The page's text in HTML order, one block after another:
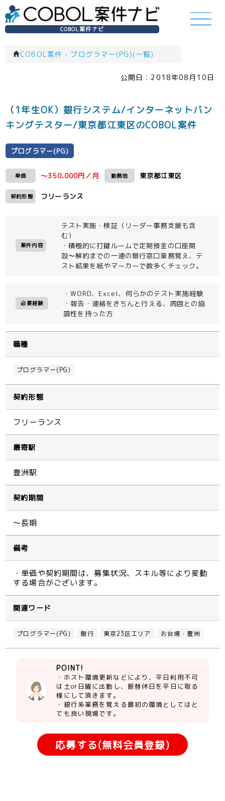
COBOL案件ナビ
COBOL案件 › プログラマー(PG)(一覧)
公開日： 2018年08月10日
（1年生OK）銀行システム/インターネットバン
キングテスター/東京都江東区のCOBOL案件
プログラマー(PG)
単価 ～350,000円／月 勤務地 東京都江東区
契約形態 フリーランス
案件内容
テスト実施・検証（リーダー事務支援も含
む）
・積極的に打鍵ルームで定期預金の口座開
設〜解約までの一連の銀行窓口業務覚え、テ
スト結果を紙やマーカーで数多くチェック。
必要経験
・WORD、Excel、何らかのテスト実施経験
・報告・連絡をきちんと行える、周囲との協
調性を持った方
職種
プログラマー(PG)
契約形態
フリーランス
最寄駅
豊洲駅
契約期間
～長期
備考
・単価や契約期間は、募集状況、スキル等により変動
する場合がございます。
関連ワード
プログラマー(PG) 銀行 東京23区エリア お台場・豊洲
POINT!
・ホスト環境更新などにより、平日利用不可
は土or日曜に出勤し、振替休日を平日に取る
様にして頂きます。
・銀行系業務を覚える最初の環境としてはと
ても良い現場です。
応募する(無料会員登録)